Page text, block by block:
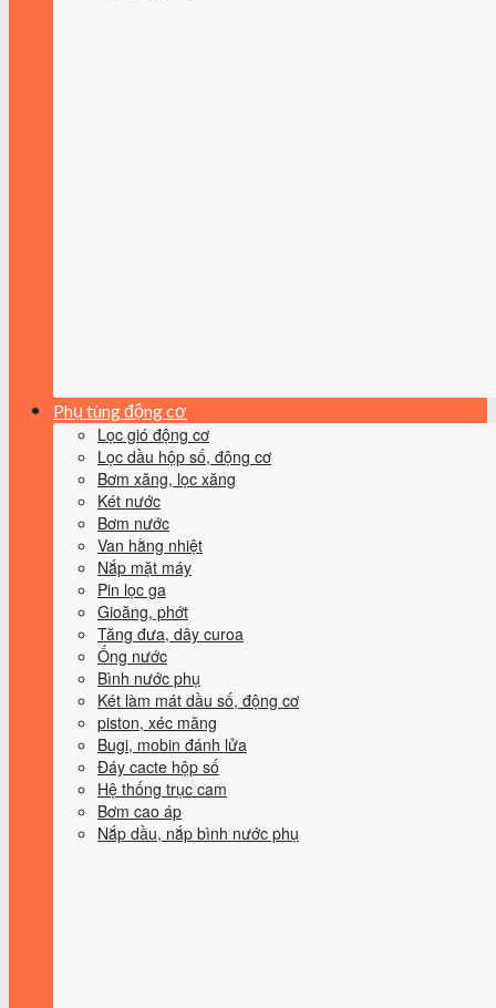
Phụ tùng động cơ
Lọc gió động cơ
Lọc dầu hộp số, động cơ
Bơm xăng, lọc xăng
Két nước
Bơm nước
Van hằng nhiệt
Nắp mặt máy
Pin lọc ga
Gioăng, phớt
Tăng đưa, dây curoa
Ống nước
Bình nước phụ
Két làm mát dầu số, động cơ
piston, xéc măng
Bugi, mobin đánh lửa
Đáy cacte hộp số
Hệ thống trục cam
Bơm cao áp
Nắp dầu, nắp bình nước phụ